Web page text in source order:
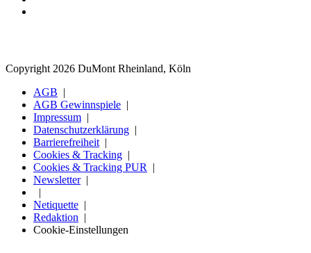
Copyright 2026 DuMont Rheinland, Köln
AGB
AGB Gewinnspiele
Impressum
Datenschutzerklärung
Barrierefreiheit
Cookies & Tracking
Cookies & Tracking PUR
Newsletter
Netiquette
Redaktion
Cookie-Einstellungen